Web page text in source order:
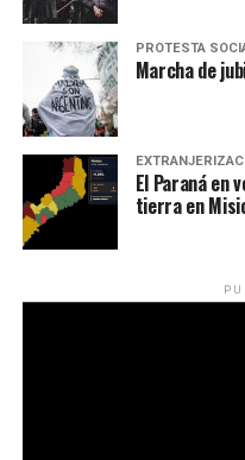
PROTESTA
Marcha de
El Paraná en
tierra en